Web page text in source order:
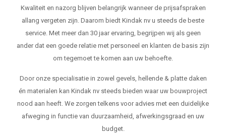
Kwaliteit en nazorg blijven belangrijk wanneer de prijsafspraken
allang vergeten zijn. Daarom biedt Kindak nv u steeds de beste
service. Met meer dan 30 jaar ervaring, begrijpen wij als geen
ander dat een goede relatie met personeel en klanten de basis zijn
om tegemoet te komen aan uw behoefte.
Door onze specialisatie in zowel gevels, hellende & platte daken
én materialen kan Kindak nv steeds bieden waar uw bouwproject
nood aan heeft. We zorgen telkens voor advies met een duidelijke
afweging in functie van duurzaamheid, afwerkingsgraad en uw
budget.